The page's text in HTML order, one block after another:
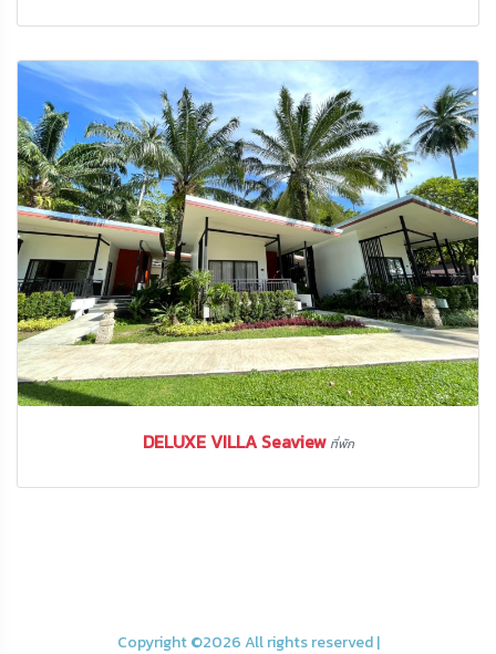
DELUXE VILLA Seaview ที่พัก
Copyright ©2026 All rights reserved |